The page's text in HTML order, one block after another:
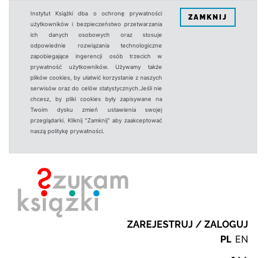
Instytut Książki dba o ochronę prywatności
użytkowników i bezpieczeństwo przetwarzania
ich danych osobowych oraz stosuje
odpowiednie rozwiązania technologiczne
zapobiegające ingerencji osób trzecich w
prywatność użytkowników. Używamy także
plików cookies, by ułatwić korzystanie z naszych
serwisów oraz do celów statystycznych.Jeśli nie
chcesz, by pliki cookies były zapisywane na
Twoim dysku zmień ustawienia swojej
przeglądarki. Kliknij "Zamknij" aby zaakceptować
naszą politykę prywatności.
ZAMKNIJ
ZAREJESTRUJ / ZALOGUJ
PL EN